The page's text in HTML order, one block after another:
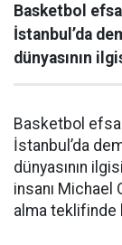
Basketbol
İstanbul’da
dünyasının
Basketbol
İstanbul’da
dünyasının
insanı Michael
alma teklifinde